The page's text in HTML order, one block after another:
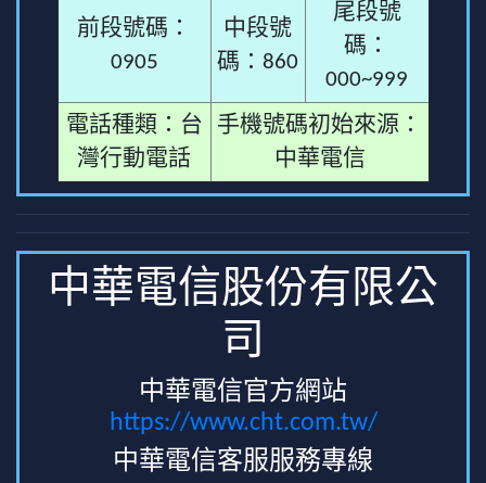
前段號碼：
0905
中段號
碼：860
尾段號
碼：
000~999
電話種類：台
灣行動電話
手機號碼初始來源：
中華電信
中華電信股份有限公
司
中華電信官方網站
https://www.cht.com.tw/
中華電信客服服務專線